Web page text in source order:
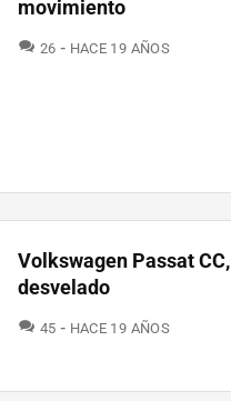
movimiento
26 COMENTARIOS
HACE 19 AÑOS
Volkswagen Passat CC,
desvelado
45 COMENTARIOS
HACE 19 AÑOS